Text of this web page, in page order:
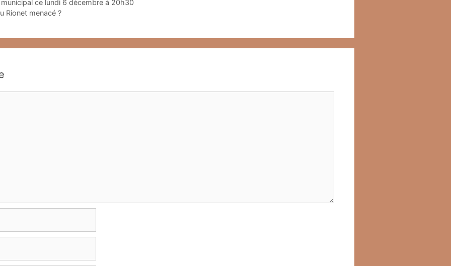
ce lundi 6 décembre à 20h30
Rionet menacé ?